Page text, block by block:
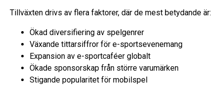
Tillväxten drivs av flera faktorer, där de mest betydande är:
Ökad diversifiering av spelgenrer
Växande tittarsiffror för e-sportsevenemang
Expansion av e-sportcaféer globalt
Ökade sponsorskap från större varumärken
Stigande popularitet för mobilspel